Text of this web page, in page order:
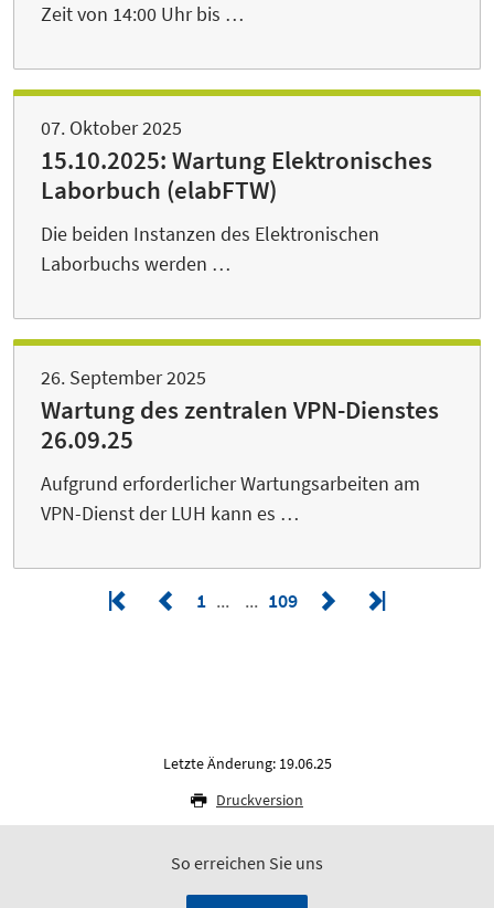
Zeit von 14:00 Uhr bis …
07. Oktober 2025
15.10.2025: Wartung Elektronisches
Laborbuch (elabFTW)
Die beiden Instanzen des Elektronischen
Laborbuchs werden …
26. September 2025
Wartung des zentralen VPN-Dienstes
26.09.25
Aufgrund erforderlicher Wartungsarbeiten am
VPN-Dienst der LUH kann es …
1 109
Letzte Änderung: 19.06.25
Druckversion
So erreichen Sie uns